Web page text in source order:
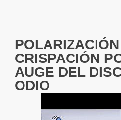
CRISPACIÓN
AUGE DEL
ODIO